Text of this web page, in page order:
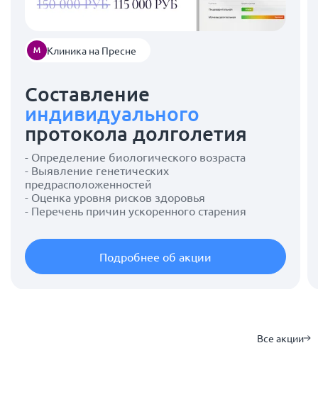
Клиника на Пресне
Составление
индивидуального
протокола долголетия
- Определение биологического возраста
- Выявление генетических
предрасположенностей
- Оценка уровня рисков здоровья
- Перечень причин ускоренного старения
Подробнее об акции
Все акции